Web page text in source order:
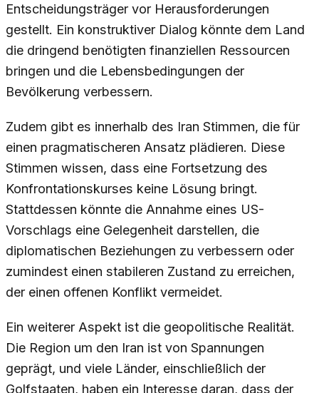
Entscheidungsträger vor Herausforderungen
gestellt. Ein konstruktiver Dialog könnte dem Land
die dringend benötigten finanziellen Ressourcen
bringen und die Lebensbedingungen der
Bevölkerung verbessern.
Zudem gibt es innerhalb des Iran Stimmen, die für
einen pragmatischeren Ansatz plädieren. Diese
Stimmen wissen, dass eine Fortsetzung des
Konfrontationskurses keine Lösung bringt.
Stattdessen könnte die Annahme eines US-
Vorschlags eine Gelegenheit darstellen, die
diplomatischen Beziehungen zu verbessern oder
zumindest einen stabileren Zustand zu erreichen,
der einen offenen Konflikt vermeidet.
Ein weiterer Aspekt ist die geopolitische Realität.
Die Region um den Iran ist von Spannungen
geprägt, und viele Länder, einschließlich der
Golfstaaten, haben ein Interesse daran, dass der